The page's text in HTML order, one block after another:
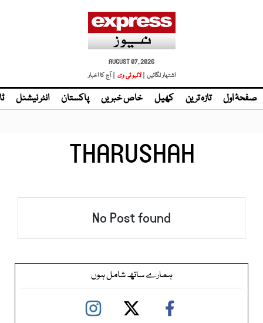
AUGUST 07, 2026
اشتہار لگائیں |
| آج کا اخبار
صفحۂ اول تازہ ترین کھیل خاص خبریں پاکستان انٹر نیشنل
THARUSHAH
No Post found
ہمارے ساتھ شامل ہوں